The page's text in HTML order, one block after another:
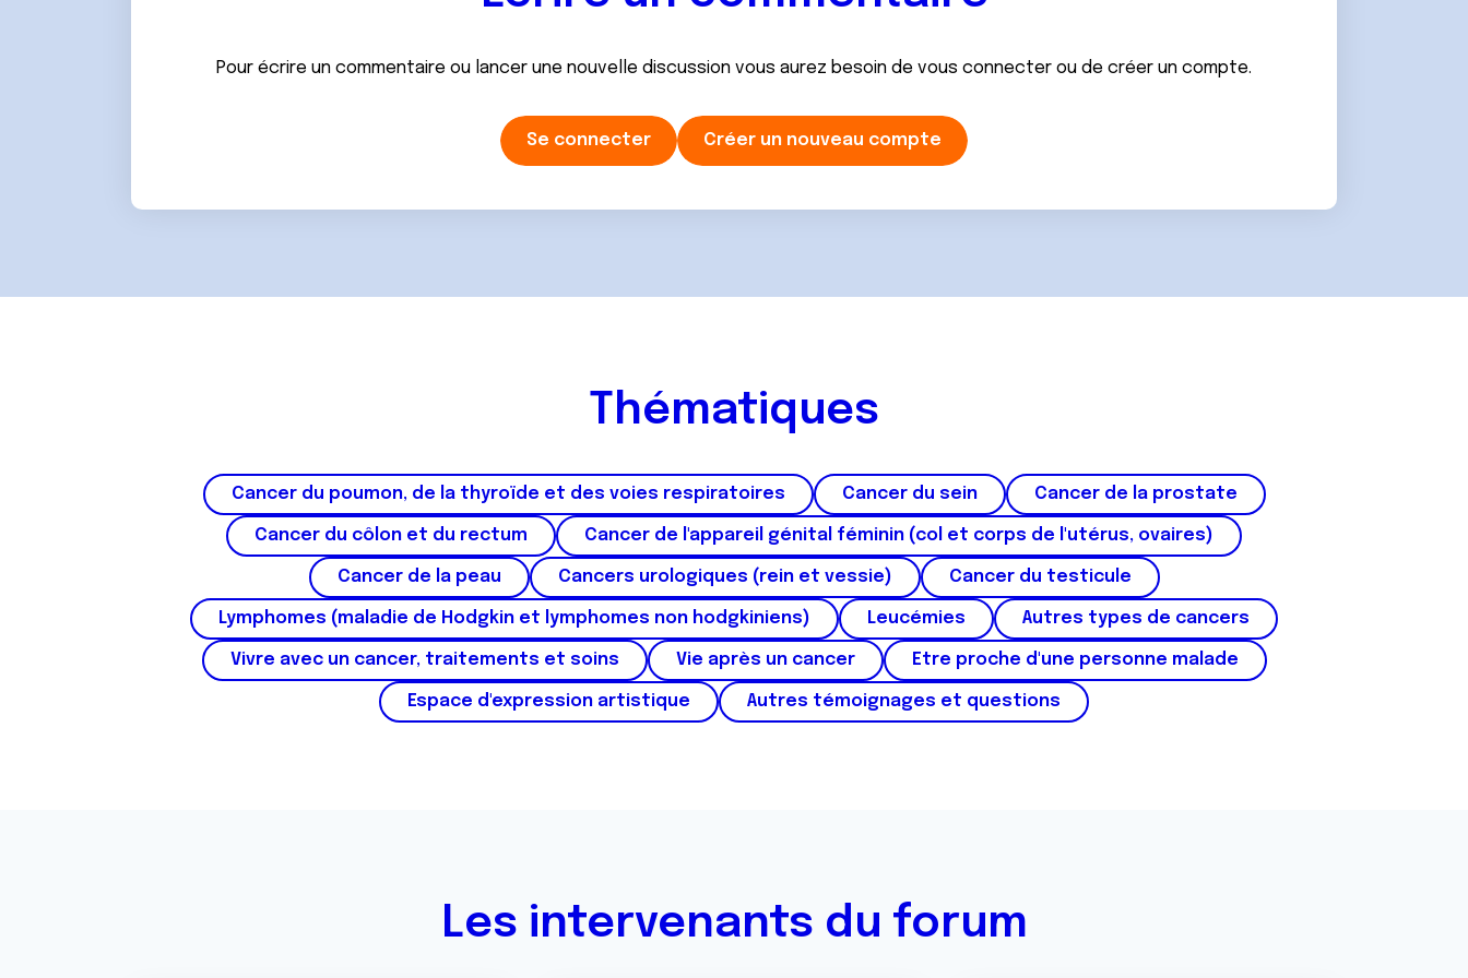
Pour écrire un commentaire ou lancer une nouvelle discussion vous aurez besoin de vous connecter ou de créer un compte.
Se connecter Créer un nouveau compte
Thématiques
Cancer du poumon, de la thyroïde et des voies respiratoires Cancer du sein Cancer de la prostate
Cancer du côlon et du rectum Cancer de l'appareil génital féminin (col et corps de l'utérus, ovaires)
Cancer de la peau Cancers urologiques (rein et vessie) Cancer du testicule
Lymphomes (maladie de Hodgkin et lymphomes non hodgkiniens) Leucémies Autres types de cancers
Vivre avec un cancer, traitements et soins Vie après un cancer Etre proche d'une personne malade
Espace d'expression artistique Autres témoignages et questions
Les intervenants du forum